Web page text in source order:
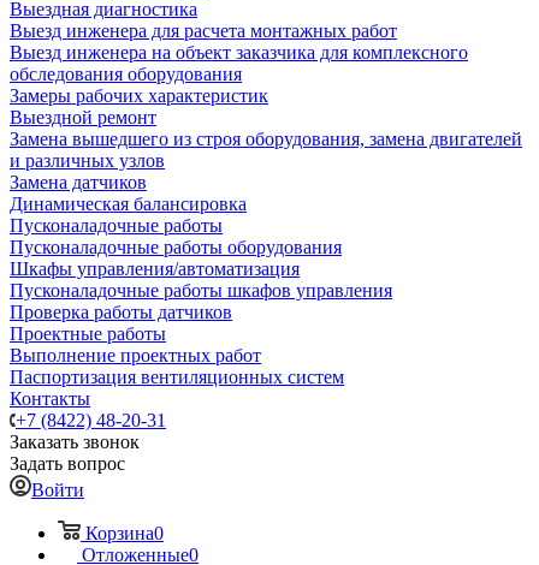
Выездная диагностика
Выезд инженера для расчета монтажных работ
Выезд инженера на объект заказчика для комплексного
обследования оборудования
Замеры рабочих характеристик
Выездной ремонт
Замена вышедшего из строя оборудования, замена двигателей
и различных узлов
Замена датчиков
Динамическая балансировка
Пусконаладочные работы
Пусконаладочные работы оборудования
Шкафы управления/автоматизация
Пусконаладочные работы шкафов управления
Проверка работы датчиков
Проектные работы
Выполнение проектных работ
Паспортизация вентиляционных систем
Контакты
+7 (8422) 48-20-31
Заказать звонок
Задать вопрос
Войти
Корзина0
Отложенные0